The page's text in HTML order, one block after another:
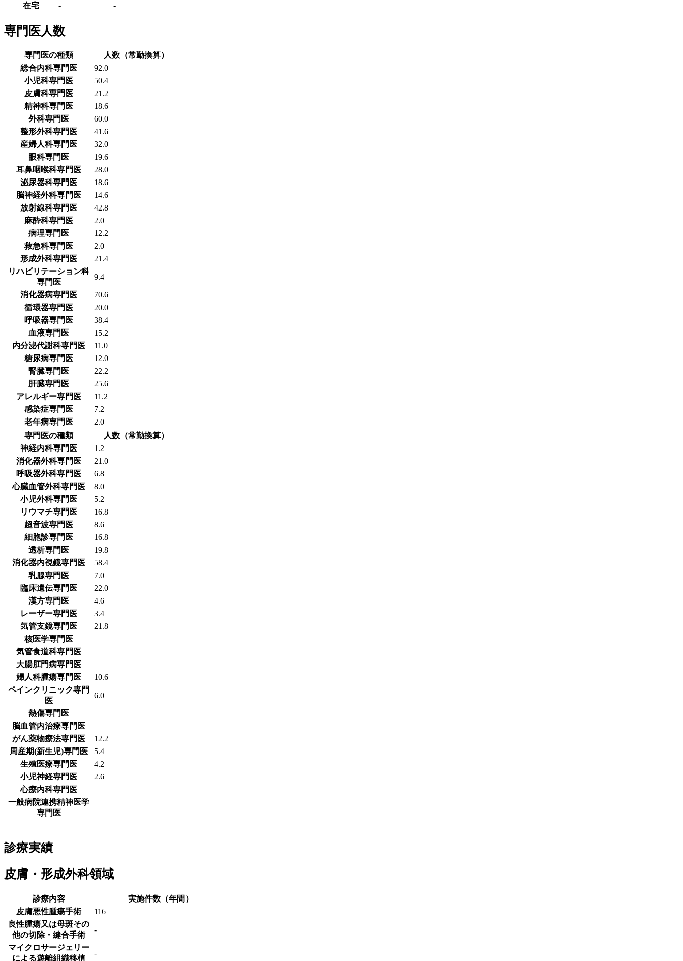
在宅
- -
専門医人数
専門医の種類
人数（常勤換算）
総合内科専門医
92.0
小児科専門医
50.4
皮膚科専門医
21.2
精神科専門医
18.6
外科専門医
60.0
整形外科専門医
41.6
産婦人科専門医
32.0
眼科専門医
19.6
耳鼻咽喉科専門医
28.0
泌尿器科専門医
18.6
脳神経外科専門医
14.6
放射線科専門医
42.8
麻酔科専門医
2.0
病理専門医
12.2
救急科専門医
2.0
形成外科専門医
21.4
リハビリテーション科
専門医
9.4
消化器病専門医
70.6
循環器専門医
20.0
呼吸器専門医
38.4
血液専門医
15.2
内分泌代謝科専門医
11.0
糖尿病専門医
12.0
腎臓専門医
22.2
肝臓専門医
25.6
アレルギー専門医
11.2
感染症専門医
7.2
老年病専門医
2.0
専門医の種類
人数（常勤換算）
神経内科専門医
1.2
消化器外科専門医
21.0
呼吸器外科専門医
6.8
心臓血管外科専門医
8.0
小児外科専門医
5.2
リウマチ専門医
16.8
超音波専門医
8.6
細胞診専門医
16.8
透析専門医
19.8
消化器内視鏡専門医
58.4
乳腺専門医
7.0
臨床遺伝専門医
22.0
漢方専門医
4.6
レーザー専門医
3.4
気管支鏡専門医
21.8
核医学専門医
気管食道科専門医
大腸肛門病専門医
婦人科腫瘍専門医
10.6
ペインクリニック専門
医
6.0
熱傷専門医
脳血管内治療専門医
がん薬物療法専門医
12.2
周産期(新生児)専門医
5.4
生殖医療専門医
4.2
小児神経専門医
2.6
心療内科専門医
一般病院連携精神医学
専門医
診療実績
皮膚・形成外科領域
診療内容
実施件数（年間）
皮膚悪性腫瘍手術
116
良性腫瘍又は母斑その
他の切除・縫合手術
-
マイクロサージェリー
による遊離組織移植
-